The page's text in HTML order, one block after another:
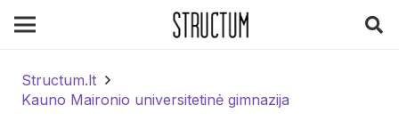
Structum.lt
Kauno Maironio universitetinė gimnazija